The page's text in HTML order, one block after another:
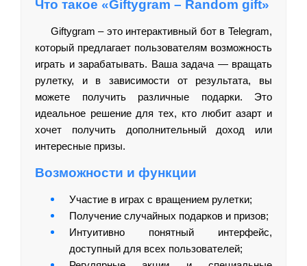
Что такое «Giftygram – Random gift»
Giftygram – это интерактивный бот в Telegram,
который предлагает пользователям возможность
играть и зарабатывать. Ваша задача — вращать
рулетку, и в зависимости от результата, вы
можете получить различные подарки. Это
идеальное решение для тех, кто любит азарт и
хочет получить дополнительный доход или
интересные призы.
Возможности и функции
Участие в играх с вращением рулетки;
Получение случайных подарков и призов;
Интуитивно понятный интерфейс,
доступный для всех пользователей;